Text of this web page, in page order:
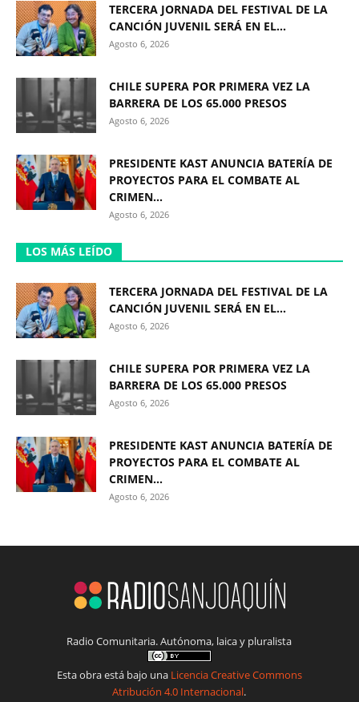
TERCERA JORNADA DEL FESTIVAL DE LA
CANCIÓN JUVENIL SERÁ EN EL...
Agosto 6, 2026
CHILE SUPERA POR PRIMERA VEZ LA
BARRERA DE LOS 65.000 PRESOS
Agosto 6, 2026
PRESIDENTE KAST ANUNCIA BATERÍA DE
PROYECTOS PARA EL COMBATE AL
CRIMEN...
Agosto 6, 2026
LOS MÁS LEÍDO
TERCERA JORNADA DEL FESTIVAL DE LA
CANCIÓN JUVENIL SERÁ EN EL...
Agosto 6, 2026
CHILE SUPERA POR PRIMERA VEZ LA
BARRERA DE LOS 65.000 PRESOS
Agosto 6, 2026
PRESIDENTE KAST ANUNCIA BATERÍA DE
PROYECTOS PARA EL COMBATE AL
CRIMEN...
Agosto 6, 2026
Radio Comunitaria. Autónoma, laica y pluralista
Esta obra está bajo una Licencia Creative Commons
Atribución 4.0 Internacional.